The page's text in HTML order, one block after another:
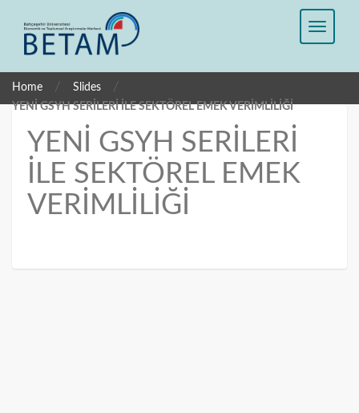
Home / Slides /
YENİ GSYH SERİLERİ İLE SEKTÖREL EMEK VERİMLİLİĞİ
YENİ GSYH SERİLERİ
İLE SEKTÖREL EMEK
VERİMLİLİĞİ